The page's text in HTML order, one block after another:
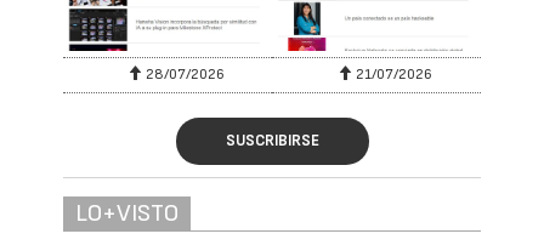
28/07/2026 21/07/2026
SUSCRIBIRSE
LO+VISTO